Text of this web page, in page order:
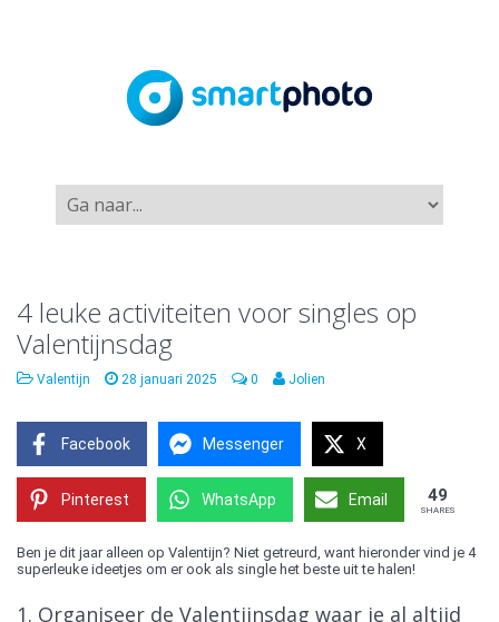
4 leuke activiteiten voor singles op
Valentijnsdag
Valentijn 28 januari 2025 0 Jolien
Facebook Messenger X
Pinterest WhatsApp Email 49
SHARES
Ben je dit jaar alleen op Valentijn? Niet getreurd, want hieronder vind je 4
superleuke ideetjes om er ook als single het beste uit te halen!
1. Organiseer de Valentijnsdag waar je al altijd